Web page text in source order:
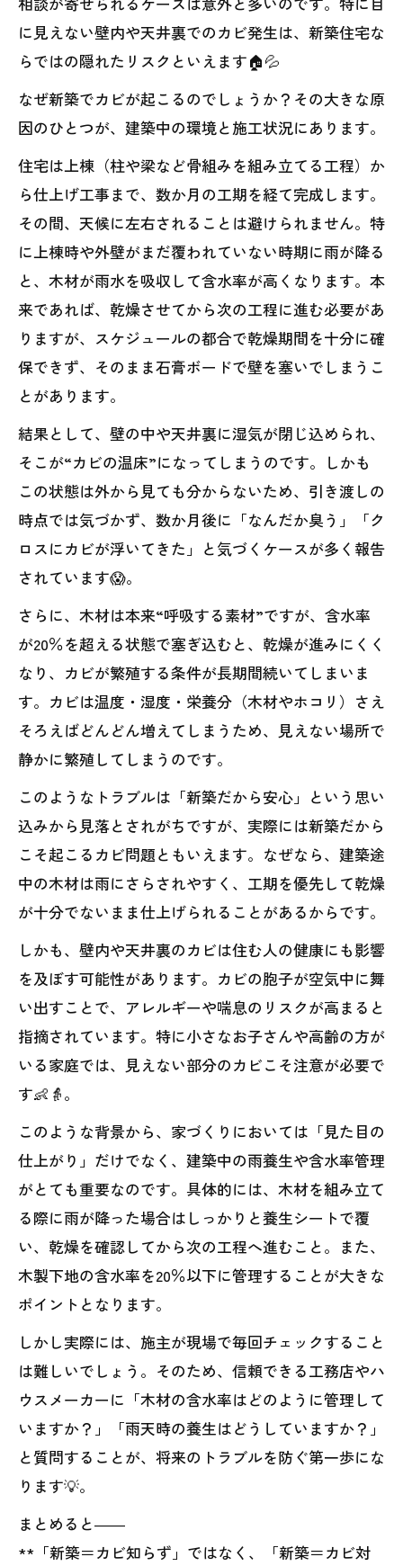
に見えない壁内や天井裏でのカビ発生は、新築住宅な
らではの隠れたリスクといえます🏠💦
なぜ新築でカビが起こるのでしょうか？その大きな原
因のひとつが、建築中の環境と施工状況にあります。
住宅は上棟（柱や梁など骨組みを組み立てる工程）か
ら仕上げ工事まで、数か月の工期を経て完成します。
その間、天候に左右されることは避けられません。特
に上棟時や外壁がまだ覆われていない時期に雨が降る
と、木材が雨水を吸収して含水率が高くなります。本
来であれば、乾燥させてから次の工程に進む必要があ
りますが、スケジュールの都合で乾燥期間を十分に確
保できず、そのまま石膏ボードで壁を塞いでしまうこ
とがあります。
結果として、壁の中や天井裏に湿気が閉じ込められ、
そこが“カビの温床”になってしまうのです。しかも
この状態は外から見ても分からないため、引き渡しの
時点では気づかず、数か月後に「なんだか臭う」「ク
ロスにカビが浮いてきた」と気づくケースが多く報告
されています😱。
さらに、木材は本来“呼吸する素材”ですが、含水率
が20％を超える状態で塞ぎ込むと、乾燥が進みにくく
なり、カビが繁殖する条件が長期間続いてしまいま
す。カビは温度・湿度・栄養分（木材やホコリ）さえ
そろえばどんどん増えてしまうため、見えない場所で
静かに繁殖してしまうのです。
このようなトラブルは「新築だから安心」という思い
込みから見落とされがちですが、実際には新築だから
こそ起こるカビ問題ともいえます。なぜなら、建築途
中の木材は雨にさらされやすく、工期を優先して乾燥
が十分でないまま仕上げられることがあるからです。
しかも、壁内や天井裏のカビは住む人の健康にも影響
を及ぼす可能性があります。カビの胞子が空気中に舞
い出すことで、アレルギーや喘息のリスクが高まると
指摘されています。特に小さなお子さんや高齢の方が
いる家庭では、見えない部分のカビこそ注意が必要で
す👶👵。
このような背景から、家づくりにおいては「見た目の
仕上がり」だけでなく、建築中の雨養生や含水率管理
がとても重要なのです。具体的には、木材を組み立て
る際に雨が降った場合はしっかりと養生シートで覆
い、乾燥を確認してから次の工程へ進むこと。また、
木製下地の含水率を20％以下に管理することが大きな
ポイントとなります。
しかし実際には、施主が現場で毎回チェックすること
は難しいでしょう。そのため、信頼できる工務店やハ
ウスメーカーに「木材の含水率はどのように管理して
いますか？」「雨天時の養生はどうしていますか？」
と質問することが、将来のトラブルを防ぐ第一歩にな
ります💡。
まとめると――
**「新築＝カビ知らず」ではなく、「新築＝カビ対